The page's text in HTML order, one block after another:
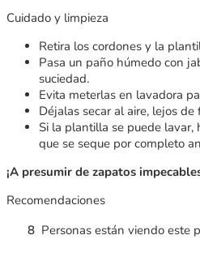
Cuidado y limpieza
Retira los cordones y la
Pasa un paño húmedo con
suciedad.
Evita meterlas en lavadora
Déjalas secar al aire, lejos
Si la plantilla se puede lavar,
que se seque por completo
¡A presumir de zapatos
Recomendaciones
8 Personas están viendo este